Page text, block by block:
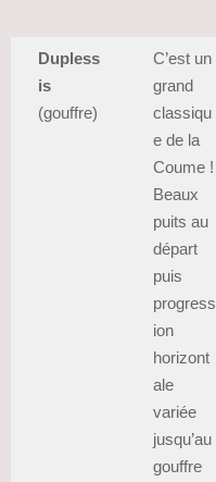
Dupless
is
(gouffre)
C’est un
grand
classiqu
e de la
Coume !
Beaux
puits au
départ
puis
progress
ion
horizont
ale
variée
jusqu’au
gouffre